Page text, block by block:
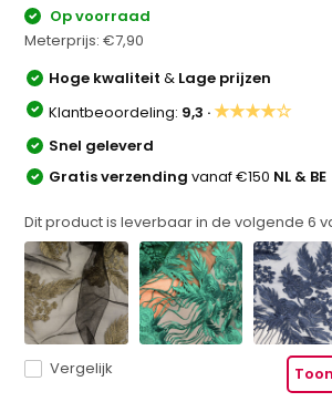
Op voorraad
Meterprijs:€7,90
Hoge kwaliteit& Lage prijzen
Klantbeoordeling: 9,3 ·★★★★☆
Snel geleverd
Gratis verzendingvanaf €150 NL & BE
Dit product is leverbaar in de volgende6
Vergelijk